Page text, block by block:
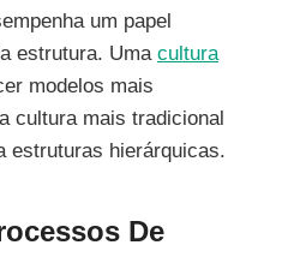
um papel
estrutura. Uma cultura
modelos mais
cultura mais tradicional
estruturas hierárquicas.
De